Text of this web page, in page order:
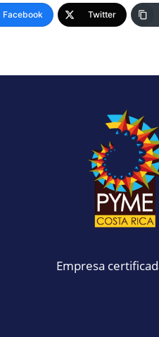
Facebook Twitter
Empresa